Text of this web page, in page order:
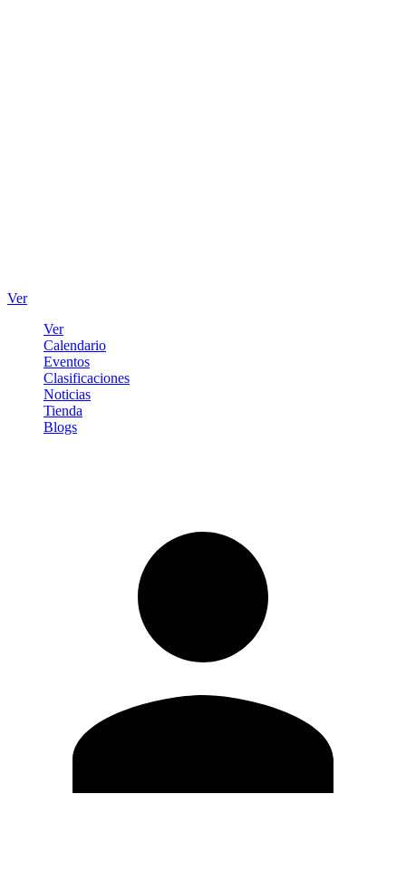
Ver
Ver
Calendario
Eventos
Clasificaciones
Noticias
Tienda
Blogs